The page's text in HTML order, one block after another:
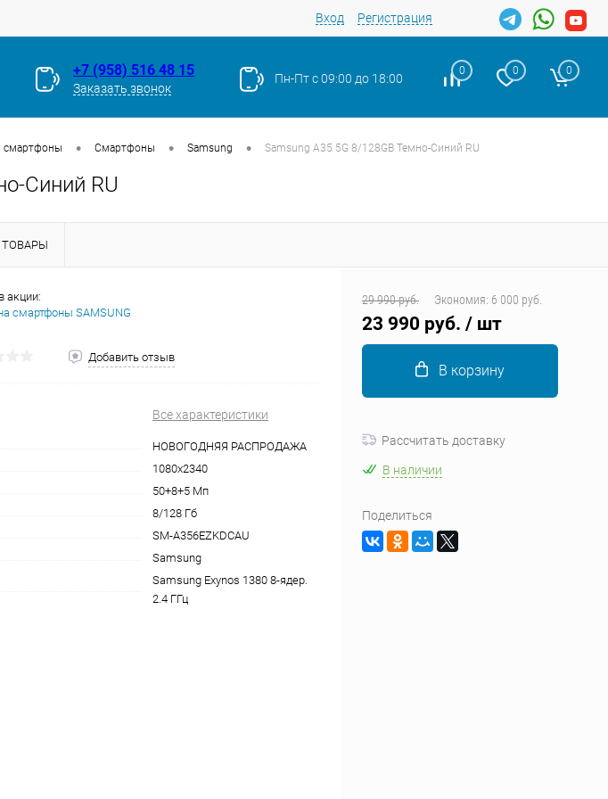
Вход Регистрация
+7 (958) 516 48 15
Заказать звонок
Пн-Пт с 09:00 до 18:00
0 0 0
смартфоны • Смартфоны • Samsung • Samsung A35 5G 8/128GB Темно-Синий RU
Синий RU
акции:
смартфоны SAMSUNG
Добавить отзыв
Все характеристики
НОВОГОДНЯЯ РАСПРОДАЖА
1080x2340
50+8+5 Мп
8/128 Гб
SM-A356EZKDCAU
Samsung
Samsung Exynos 1380 8-ядер.
2.4 ГГц
29 990 руб. Экономия: 6 000 руб.
23 990 руб. / шт
В корзину
Рассчитать доставку
В наличии
Поделиться